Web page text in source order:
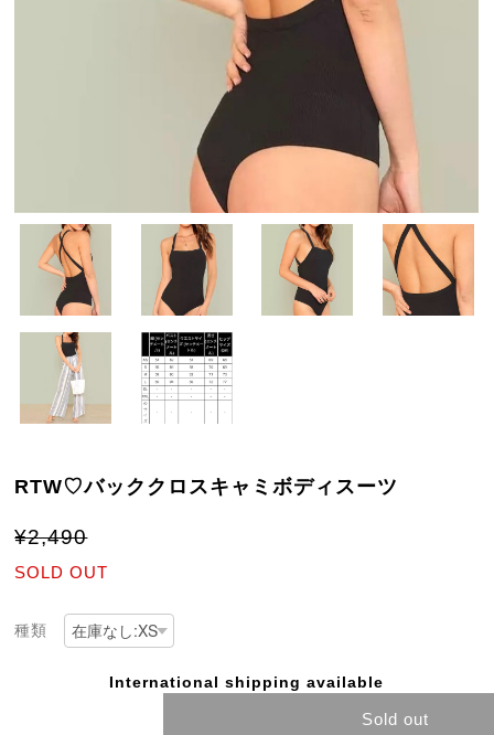
RTW♡バッククロスキャミボディスーツ
¥2,490
SOLD OUT
種類
International shipping available
Sold out